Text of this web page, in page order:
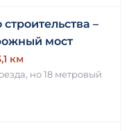
–
мост
км
но 18 метровый